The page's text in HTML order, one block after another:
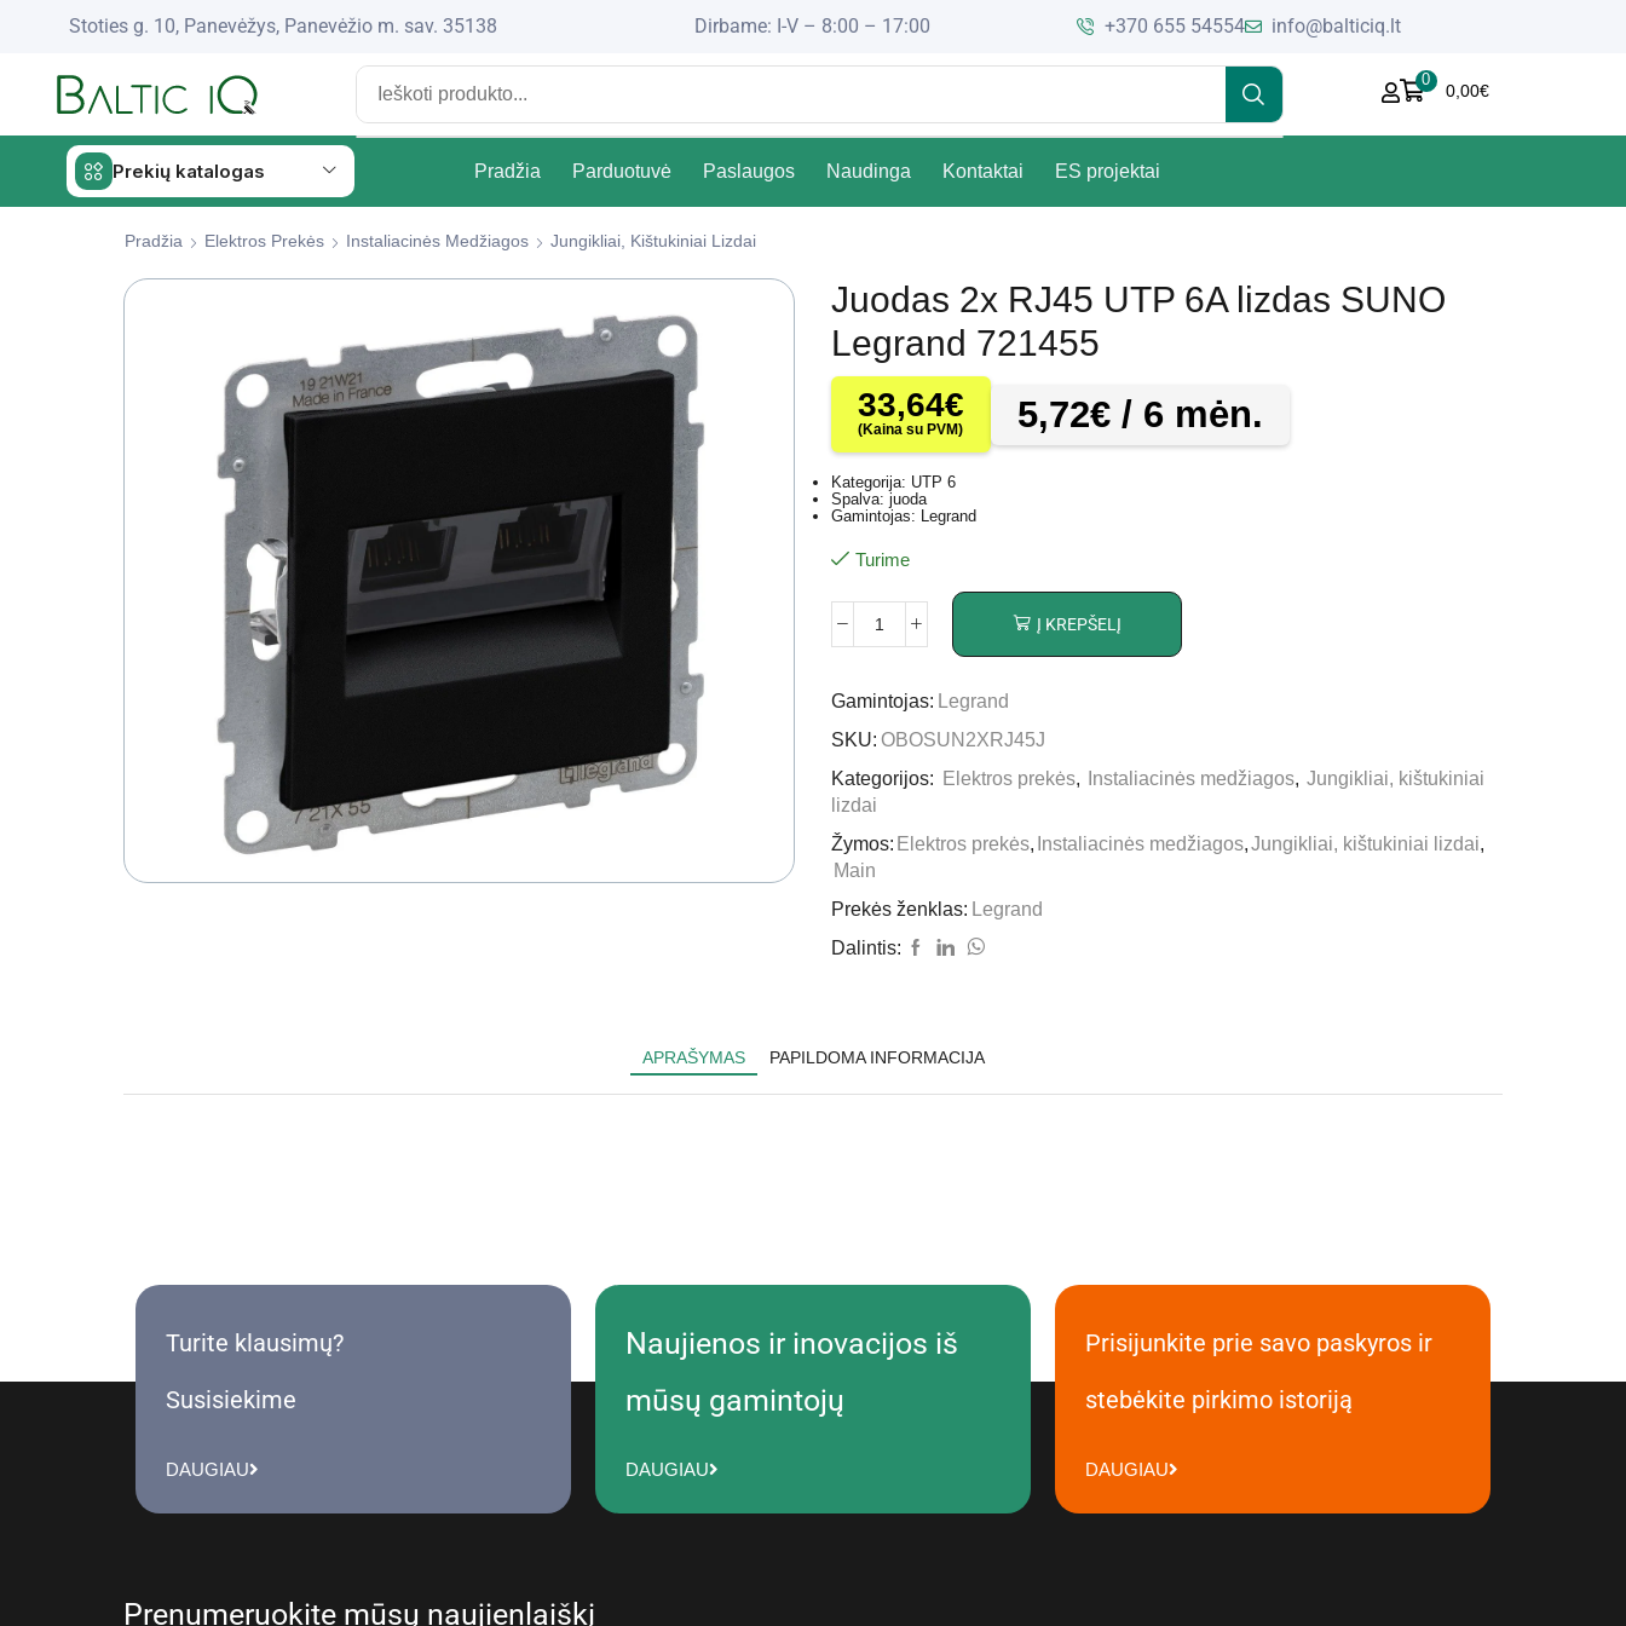
Stoties g. 10, Panevėžys, Panevėžio m. sav. 35138 Dirbame: I-V – 8:00 – 17:00 +370 655 54554 info@balticiq.lt
0
0,00€
Prekių katalogas Pradžia Parduotuvė Paslaugos Naudinga Kontaktai ES projektai
Pradžia Elektros Prekės Instaliacinės Medžiagos Jungikliai, Kištukiniai Lizdai
Juodas 2x RJ45 UTP 6A lizdas SUNO
Legrand 721455
33,64€
(Kaina su PVM) 5,72€ / 6 mėn.
Kategorija: UTP 6
Spalva: juoda
Gamintojas: Legrand
Turime
Į KREPŠELĮ
Gamintojas: Legrand
SKU: OBOSUN2XRJ45J
Kategorijos:
Elektros prekės, Instaliacinės medžiagos, Jungikliai, kištukiniai
lizdai
Žymos: Elektros prekės, Instaliacinės medžiagos,Jungikliai, kištukiniai lizdai,
Main
Prekės ženklas: Legrand
Dalintis:
APRAŠYMAS PAPILDOMA INFORMACIJA
Turite klausimų?
Susisiekime
DAUGIAU
Naujienos ir inovacijos iš
mūsų gamintojų
DAUGIAU
Prisijunkite prie savo paskyros ir
stebėkite pirkimo istoriją
DAUGIAU
Prenumeruokite mūsų naujienlaiškį